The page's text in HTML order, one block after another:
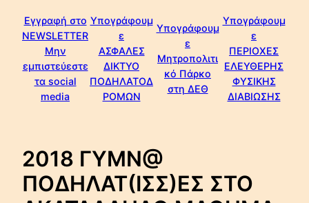
Εγγραφή στο
NEWSLETTER
Μην
εμπιστεύεστε
τα social
media
Υπογράφουμ
ε
ΑΣΦΑΛΕΣ
ΔΙΚΤΥΟ
ΠΟΔΗΛΑΤΟΔ
ΡΟΜΩΝ
Υπογράφουμ
ε
Μητροπολιτι
κό Πάρκο
στη ΔΕΘ
Υπογράφουμ
ε
ΠΕΡΙΟΧΕΣ
ΕΛΕΥΘΕΡΗΣ
ΦΥΣΙΚΗΣ
ΔΙΑΒΙΩΣΗΣ
2018 ΓΥΜΝ@
ΠΟΔΗΛΑΤ(ΙΣΣ)ΕΣ ΣΤΟ